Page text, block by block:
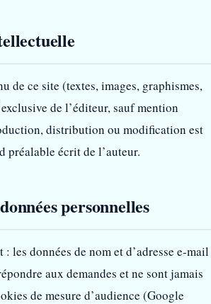
de ce site (textes, images, graphismes,
de l’éditeur, sauf mention
distribution ou modification est
préalable écrit de l’auteur.
personnelles
les données de nom et d’adresse e-mail
aux demandes et ne sont jamais
de mesure d’audience (Google